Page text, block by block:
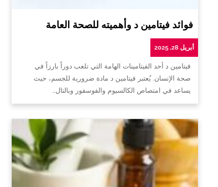
فوائد فيتامين د وأهميته للصحة العامة
أبريل 28, 2025
فيتامين د أحد الفيتامينات الهامة التي تلعب دوراً بارزاً في
صحة الإنسان. يُعتبر فيتامين د مادة ضرورية للجسم، حيث
يساعد في امتصاص الكالسيوم والفوسفور وبالتال…